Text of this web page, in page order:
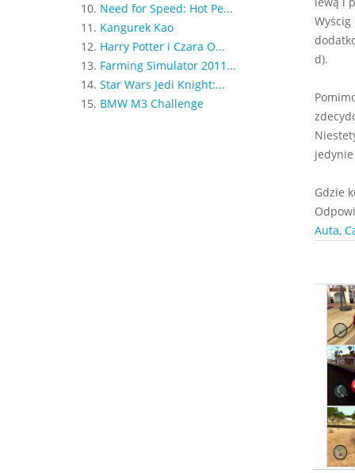
10. Need for Speed: Hot Pe...
11. Kangurek Kao
12. Harry Potter i Czara O...
13. Farming Simulator 2011...
14. Star Wars Jedi Knight:...
15. BMW M3 Challenge
Wyścig
d).
Gdzie
Auta,